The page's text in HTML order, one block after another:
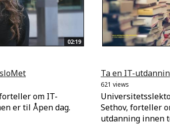
02:19
om IT-
er til Åpen dag.
Ta en IT-
621 views
Sethov, forteller
utdanning innen